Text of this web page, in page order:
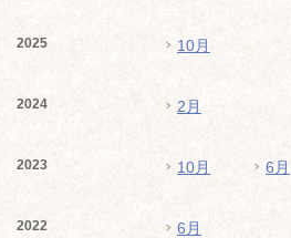
2025 10月
2024 2月
2023 10月 6月
2022 6月